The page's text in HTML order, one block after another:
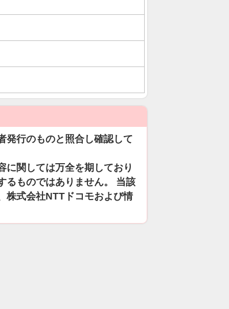
発行のものと照合し確認して
に関しては万全を期しており
るものではありません。 当該
株式会社NTTドコモおよび情